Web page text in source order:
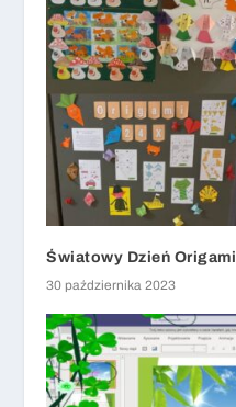
Światowy Dzień Origami
30 października 2023